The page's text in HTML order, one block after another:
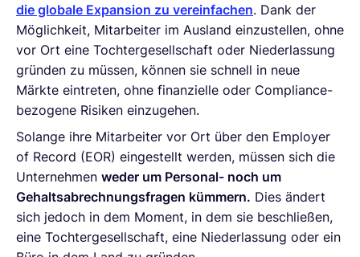
die globale Expansion zu vereinfachen. Dank der
Möglichkeit, Mitarbeiter im Ausland einzustellen, ohne
vor Ort eine Tochtergesellschaft oder Niederlassung
gründen zu müssen, können sie schnell in neue
Märkte eintreten, ohne finanzielle oder Compliance-
bezogene Risiken einzugehen.
Solange ihre Mitarbeiter vor Ort über den Employer
of Record (EOR) eingestellt werden, müssen sich die
Unternehmen weder um Personal- noch um
Gehaltsabrechnungsfragen kümmern. Dies ändert
sich jedoch in dem Moment, in dem sie beschließen,
eine Tochtergesellschaft, eine Niederlassung oder ein